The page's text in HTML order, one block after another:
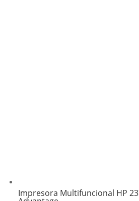
Impresora Multifuncional HP